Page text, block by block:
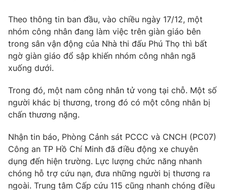
Học trực tuyến
Hitech Công nghệ tương lai
Sản phẩm
Thị trường
Tư vấn
Giao lưu trực tuyến
Lịch phát sóng
Chuyên mục khác
Emagazine
Photo Infographic
Video Shorts video
Theo thông tin ban đầu, vào chiều ngày 17/12, một
nhóm công nhân đang làm việc trên giàn giáo bên
trong sân vận động của Nhà thi đấu Phú Thọ thì bất
ngờ giàn giáo đổ sập khiến nhóm công nhân ngã
xuống dưới.
Trong đó, một nam công nhân tử vong tại chỗ. Một số
người khác bị thương, trong đó có một công nhân bị
chấn thương nặng.
Nhận tin báo, Phòng Cảnh sát PCCC và CNCH (PC07)
Công an TP Hồ Chí Minh đã điều động xe chuyên
dụng đến hiện trường. Lực lượng chức năng nhanh
chóng hỗ trợ cứu nạn, đưa những người bị thương ra
ngoài. Trung tâm Cấp cứu 115 cũng nhanh chóng điều